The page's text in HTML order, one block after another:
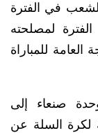
13، 18 / 16، وقدم الشعب في الفترة
لمصلحته
العامة للمباراة
صنعاء إلى
لكرة السلة عن